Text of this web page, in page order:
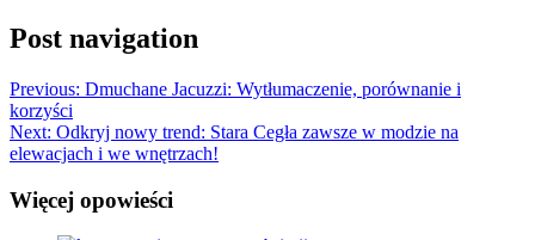
Post navigation
Previous: Dmuchane Jacuzzi: Wytłumaczenie, porównanie i
korzyści
Next: Odkryj nowy trend: Stara Cegła zawsze w modzie na
elewacjach i we wnętrzach!
Więcej opowieści